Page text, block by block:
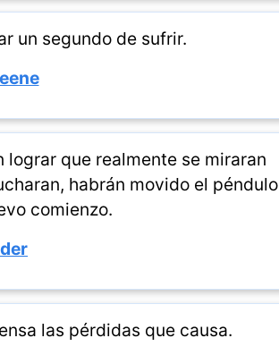
un segundo de sufrir.
que realmente se miraran
habrán movido el péndulo
comienzo.
las pérdidas que causa.